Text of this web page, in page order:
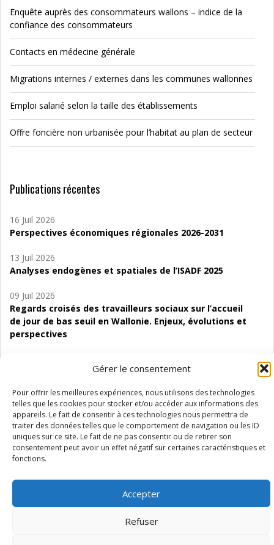
Gérer le consentement
Pour offrir les meilleures expériences, nous utilisons des technologies
telles que les cookies pour stocker et/ou accéder aux informations des
appareils. Le fait de consentir à ces technologies nous permettra de
traiter des données telles que le comportement de navigation ou les ID
uniques sur ce site. Le fait de ne pas consentir ou de retirer son
consentement peut avoir un effet négatif sur certaines caractéristiques et
fonctions.
Accepter
Refuser
Enquête auprès des consommateurs wallons – indice de la
confiance des consommateurs
Contacts en médecine générale
Migrations internes / externes dans les communes wallonnes
Emploi salarié selon la taille des établissements
Offre foncière non urbanisée pour l’habitat au plan de secteur
Publications récentes
16 Juil 2026
Perspectives économiques régionales 2026-2031
13 Juil 2026
Analyses endogènes et spatiales de l’ISADF 2025
09 Juil 2026
Regards croisés des travailleurs sociaux sur l’accueil
de jour de bas seuil en Wallonie. Enjeux, évolutions et
perspectives
Étude d’évaluabilité des Structures
01 Juil 2026
Pénurie du personnel infirmier :quels indicateurs
d’offre de soins pour comprendre la situation en
Wallonie ?